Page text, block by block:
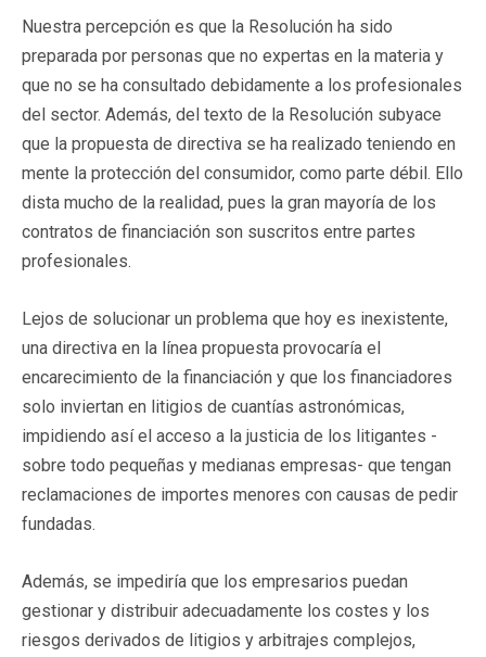
Nuestra percepción es que la Resolución ha sido
preparada por personas que no expertas en la materia y
que no se ha consultado debidamente a los profesionales
del sector. Además, del texto de la Resolución subyace
que la propuesta de directiva se ha realizado teniendo en
mente la protección del consumidor, como parte débil. Ello
dista mucho de la realidad, pues la gran mayoría de los
contratos de financiación son suscritos entre partes
profesionales.
Lejos de solucionar un problema que hoy es inexistente,
una directiva en la línea propuesta provocaría el
encarecimiento de la financiación y que los financiadores
solo inviertan en litigios de cuantías astronómicas,
impidiendo así el acceso a la justicia de los litigantes -
sobre todo pequeñas y medianas empresas- que tengan
reclamaciones de importes menores con causas de pedir
fundadas.
Además, se impediría que los empresarios puedan
gestionar y distribuir adecuadamente los costes y los
riesgos derivados de litigios y arbitrajes complejos,